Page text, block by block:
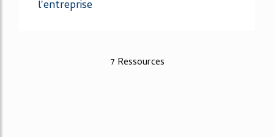
l'entreprise
7 Ressources